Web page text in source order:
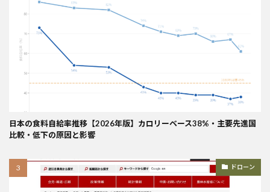
日本の食料自給率推移【2026年版】カロリーベース38%・主要先進国
比較・低下の原因と影響
ドローン